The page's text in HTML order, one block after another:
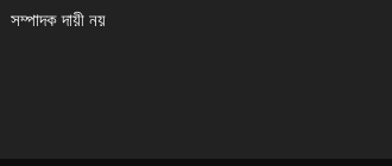
সম্পাদক দায়ী নয়